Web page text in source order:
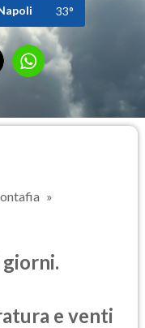
33°
e venti